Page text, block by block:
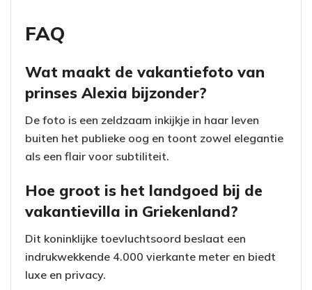
FAQ
Wat maakt de vakantiefoto van
prinses Alexia bijzonder?
De foto is een zeldzaam inkijkje in haar leven
buiten het publieke oog en toont zowel elegantie
als een flair voor subtiliteit.
Hoe groot is het landgoed bij de
vakantievilla in Griekenland?
Dit koninklijke toevluchtsoord beslaat een
indrukwekkende 4.000 vierkante meter en biedt
luxe en privacy.